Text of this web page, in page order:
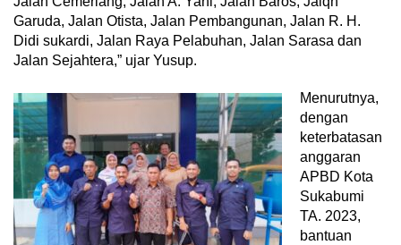
Garuda, Jalan Otista, Jalan Pembangunan, Jalan R. H.
Didi sukardi, Jalan Raya Pelabuhan, Jalan Sarasa dan
Jalan Sejahtera,” ujar Yusup.
Menurutnya,
dengan
keterbatasan
anggaran
APBD Kota
Sukabumi
TA. 2023,
bantuan